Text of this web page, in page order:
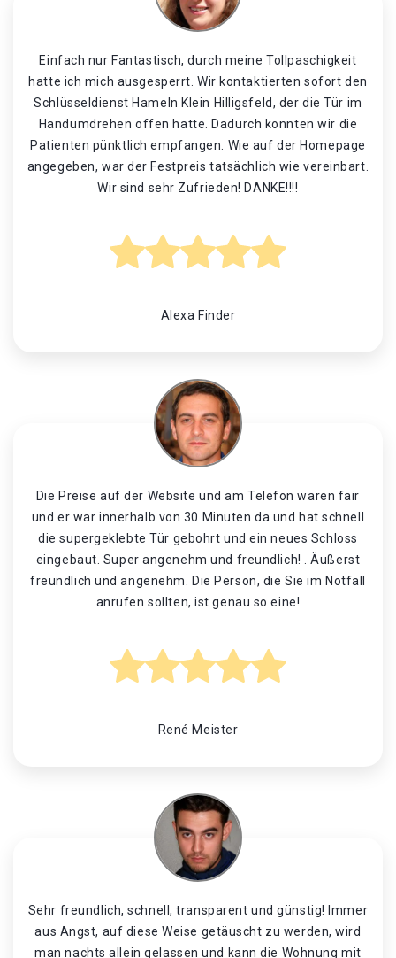
Einfach nur Fantastisch, durch meine Tollpaschigkeit
hatte ich mich ausgesperrt. Wir kontaktierten sofort den
Schlüsseldienst Hameln Klein Hilligsfeld, der die Tür im
Handumdrehen offen hatte. Dadurch konnten wir die
Patienten pünktlich empfangen. Wie auf der Homepage
angegeben, war der Festpreis tatsächlich wie vereinbart.
Wir sind sehr Zufrieden! DANKE!!!!
Alexa Finder
Die Preise auf der Website und am Telefon waren fair
und er war innerhalb von 30 Minuten da und hat schnell
die supergeklebte Tür gebohrt und ein neues Schloss
eingebaut. Super angenehm und freundlich! . Äußerst
freundlich und angenehm. Die Person, die Sie im Notfall
anrufen sollten, ist genau so eine!
René Meister
Sehr freundlich, schnell, transparent und günstig! Immer
aus Angst, auf diese Weise getäuscht zu werden, wird
man nachts allein gelassen und kann die Wohnung mit